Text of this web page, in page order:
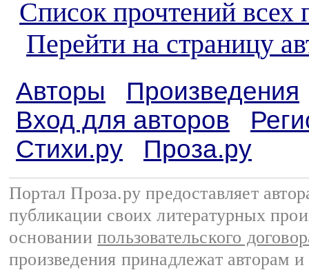
Список прочтений всех
Перейти на страницу
Авторы
Произведения
Вход для авторов
Стихи.ру
Проза.ру
Портал Проза.ру предоставляет
публикации своих литературных
основании пользовательского
произведения принадлежат авторам